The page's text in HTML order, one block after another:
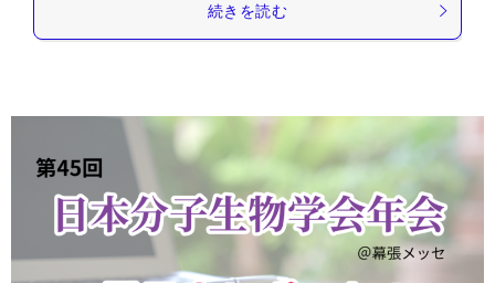
続きを読む